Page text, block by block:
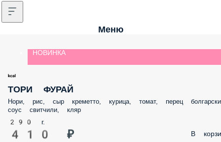
Меню
НОВИНКА
ТОРИ ФУРАЙ
Нори, рис, сыр креметто, курица, томат, перец
соус свитчили, кляр
290 г.
410 ₽ В